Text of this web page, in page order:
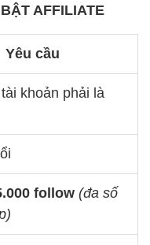
AFFILIATE
Yêu cầu
khoản phải là
follow (đa số